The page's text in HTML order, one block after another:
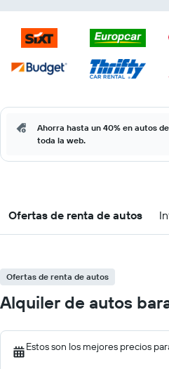
Ahorra hasta un 40% en autos
toda la web.
Ofertas de renta de autos
Ofertas de renta de autos
Alquiler de autos
Estos son los mejores precios